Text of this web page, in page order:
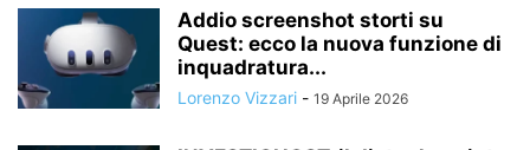
Addio screenshot storti su
Quest: ecco la nuova funzione di
inquadratura...
Lorenzo Vizzari - 19 Aprile 2026